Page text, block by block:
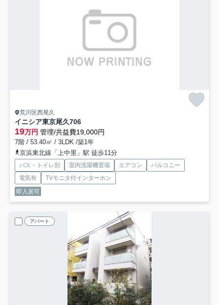
荒川区西尾久
イニシア東京尾久706
19万円 管理/共益費19,000円
7階 / 53.40㎡ / 3LDK /築1年
京浜東北線「上中里」駅 徒歩11分
バス・トイレ別 室内洗濯機置場 エアコン
バルコニー
電気有
TVモニタ付インターホン
即入居可
アパート